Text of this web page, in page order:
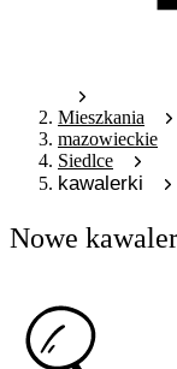
Mieszkania
mazowieckie
Siedlce
kawalerki
Nowe